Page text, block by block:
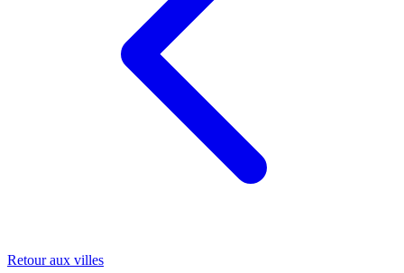
Retour aux villes